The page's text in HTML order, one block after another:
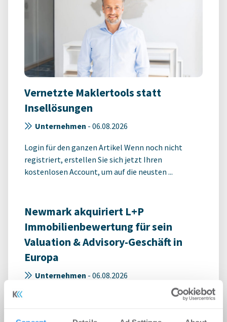
Vernetzte Maklertools statt
Insellösungen
Unternehmen - 06.08.2026
Login für den ganzen Artikel Wenn noch nicht
registriert, erstellen Sie sich jetzt Ihren
kostenlosen Account, um auf die neusten ...
Newmark akquiriert L+P
Immobilienbewertung für sein
Valuation & Advisory-Geschäft in
Europa
Unternehmen - 06.08.2026
Login für den ganzen Artikel Wenn noch nicht